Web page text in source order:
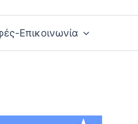
Επικοινωνία